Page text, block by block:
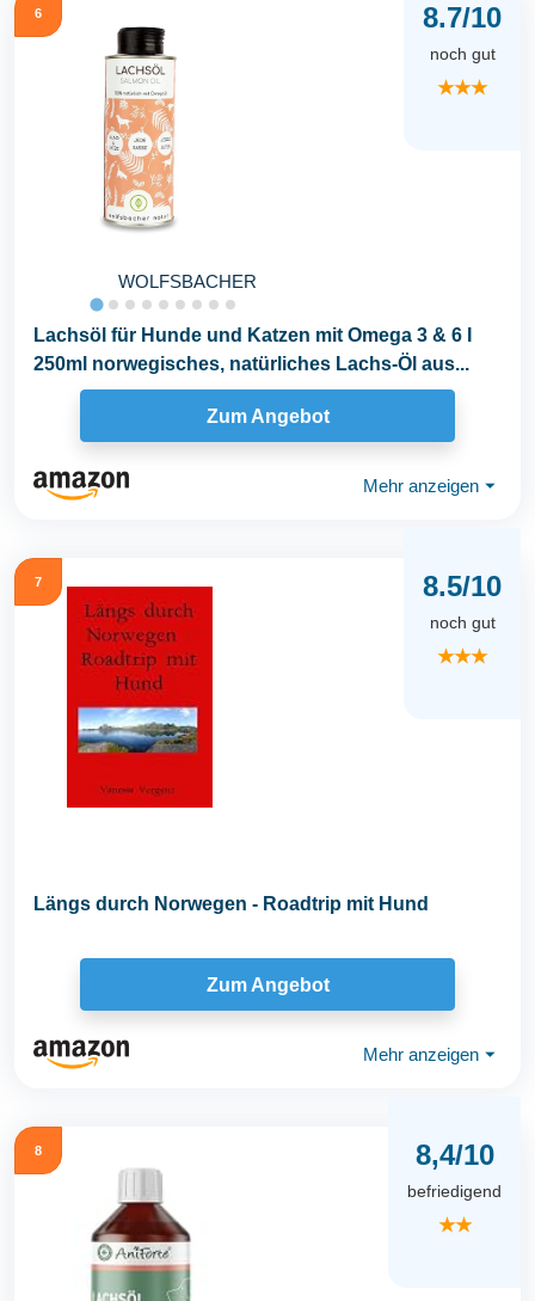
6
WOLFSBACHER
8.7/10
noch gut
★★★
Lachsöl für Hunde und Katzen mit Omega 3 & 6 I
250ml norwegisches, natürliches Lachs-Öl aus...
Zum Angebot
Mehr anzeigen ⏷
7 8.5/10
noch gut
★★★
Längs durch Norwegen - Roadtrip mit Hund
Zum Angebot
Mehr anzeigen ⏷
8 8,4/10
befriedigend
★★